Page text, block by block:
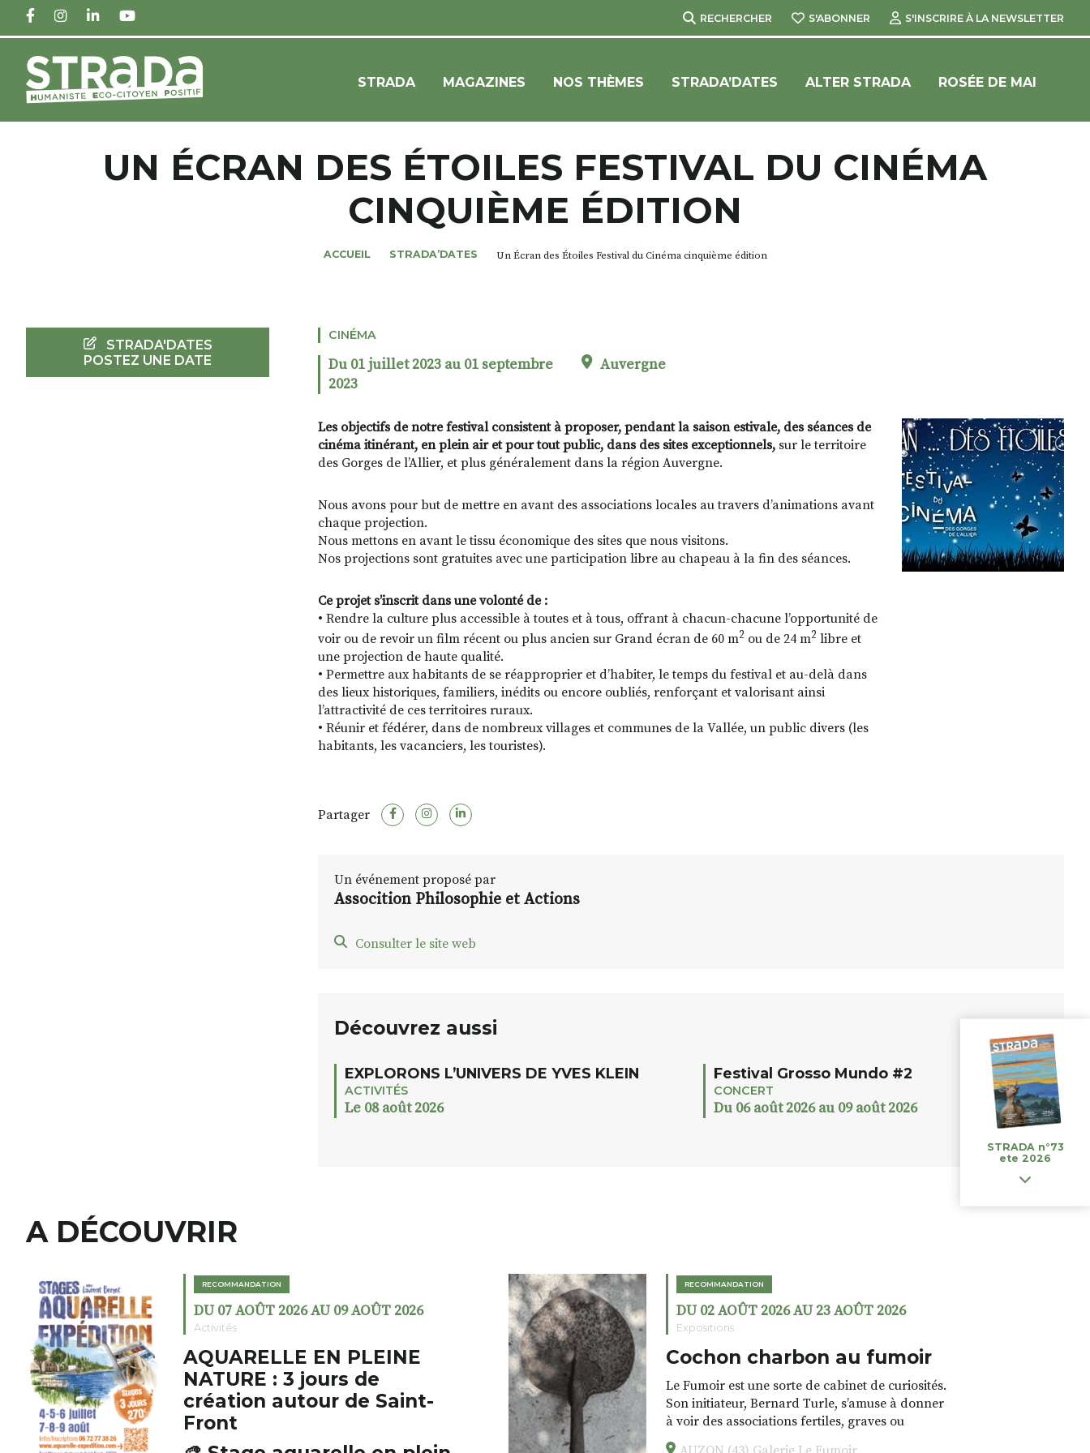
FACEBOOKINSTAGRAM
LINKEDINYOUTUBE RECHERCHER S'ABONNER S'INSCRIRE À LA NEWSLETTER
STRADA MAGAZINES NOS THÈMES STRADA’DATES ALTER STRADA ROSÉE DE MAI
UN ÉCRAN DES ÉTOILES FESTIVAL DU CINÉMA
CINQUIÈME ÉDITION
ACCUEIL STRADA’DATES Un Écran des Étoiles Festival du Cinéma cinquième édition
CINÉMA
Du 01 juillet 2023 au 01 septembre
2023
Auvergne
Les objectifs de notre festival consistent à proposer, pendant la saison estivale, des séances de
cinéma itinérant, en plein air et pour tout public, dans des sites exceptionnels, sur le territoire
des Gorges de l’Allier, et plus généralement dans la région Auvergne.
Nous avons pour but de mettre en avant des associations locales au travers d’animations avant
chaque projection.
Nous mettons en avant le tissu économique des sites que nous visitons.
Nos projections sont gratuites avec une participation libre au chapeau à la fin des séances.
Ce projet s’inscrit dans une volonté de :
• Rendre la culture plus accessible à toutes et à tous, offrant à chacun-chacune l’opportunité de
voir ou de revoir un film récent ou plus ancien sur Grand écran de 60 m2 ou de 24 m2 libre et
une projection de haute qualité.
• Permettre aux habitants de se réapproprier et d’habiter, le temps du festival et au-delà dans
des lieux historiques, familiers, inédits ou encore oubliés, renforçant et valorisant ainsi
l’attractivité de ces territoires ruraux.
• Réunir et fédérer, dans de nombreux villages et communes de la Vallée, un public divers (les
habitants, les vacanciers, les touristes).
Partager
Un événement proposé par
Assocition Philosophie et Actions
Consulter le site web
Découvrez aussi
EXPLORONS L’UNIVERS DE YVES KLEIN
ACTIVITÉS
Le 08 août 2026
Festival Grosso Mundo #2
CONCERT
Du 06 août 2026 au 09 août 2026
STRADA'DATES
POSTEZ UNE DATE
A DÉCOUVRIR
RECOMMANDATION
DU 07 AOÛT 2026 AU 09 AOÛT 2026
Activités
AQUARELLE EN PLEINE
NATURE : 3 jours de
création autour de Saint-
Front
RECOMMANDATION
DU 02 AOÛT 2026 AU 23 AOÛT 2026
Expositions
Cochon charbon au fumoir
Le Fumoir est une sorte de cabinet de curiosités.
Son initiateur, Bernard Turle, s’amuse à donner
à voir des associations fertiles, graves ou
drôles, parfois fumeuses. Des oeuvres
STRADA n°73
ete 2026